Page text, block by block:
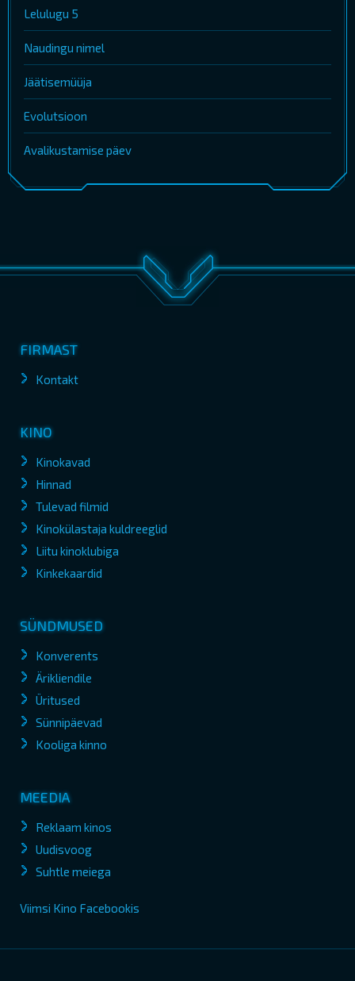
Lelulugu 5
Naudingu nimel
Jäätisemüüja
Evolutsioon
Avalikustamise päev
FIRMAST
Kontakt
KINO
Kinokavad
Hinnad
Tulevad filmid
Kinokülastaja kuldreeglid
Liitu kinoklubiga
Kinkekaardid
SÜNDMUSED
Konverents
Ärikliendile
Üritused
Sünnipäevad
Kooliga kinno
MEEDIA
Reklaam kinos
Uudisvoog
Suhtle meiega
Viimsi Kino Facebookis